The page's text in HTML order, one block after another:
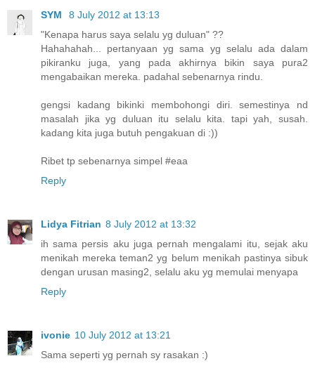
SYM
8 July 2012 at 13:13
"Kenapa harus saya selalu yg duluan" ??
Hahahahah... pertanyaan yg sama yg selalu ada dalam
pikiranku juga, yang pada akhirnya bikin saya pura2
mengabaikan mereka. padahal sebenarnya rindu.
gengsi kadang bikinki membohongi diri. semestinya nd
masalah jika yg duluan itu selalu kita. tapi yah, susah.
kadang kita juga butuh pengakuan di :))
Ribet tp sebenarnya simpel #eaa
Reply
Lidya Fitrian 8 July 2012 at 13:32
ih sama persis aku juga pernah mengalami itu, sejak aku
menikah mereka teman2 yg belum menikah pastinya sibuk
dengan urusan masing2, selalu aku yg memulai menyapa
Reply
ivonie 10 July 2012 at 13:21
Sama seperti yg pernah sy rasakan :)